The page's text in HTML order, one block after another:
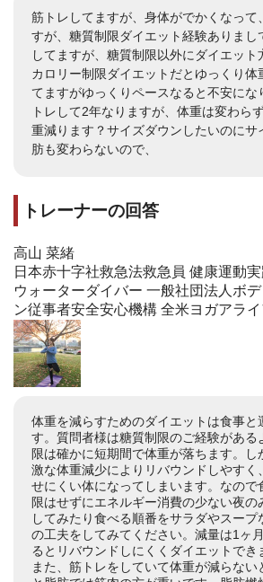
筋トレしてますが、身体がでかくなって
すが、糖質制限ダイエット経験ありまし
してますが、糖質制限以外にダイエット
カロリー制限ダイエットだとゆっくり体
てますがゆっくりペースなると不安にな
トレして2年なりますが、体重は変わら
重減ります？サイズダウンしたいのにサ
肪も変わらないので、
トレーナーの回答
高山 菜緒
日本赤十字社救急法救急員 健康運動
ウォーターダイバー 一般社団法人ボ
ン従事者安全安心機構 全米ヨガアラ
体重を減らすためのダイエットは食事と
す。質問者様は糖質制限のご経験がある
限は確かに短期間で体重が落ちます。し
激な体重減少によりリバウンドしやすく
せにくい体になってしまいます。なので
限はせずにエネルギー消費の少ない夜の
してみたり食べる順番をサラダやスー
の工夫をしてみてください。減量は1ヶ
るとリバウンドしにくくダイエットでき
また、筋トレをしていて体重が減らない